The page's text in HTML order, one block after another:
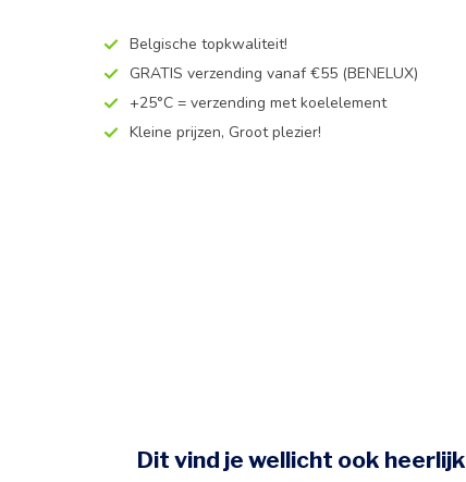
Belgische topkwaliteit!
GRATIS verzending vanaf €55 (BENELUX)
+25°C = verzending met koelelement
Kleine prijzen, Groot plezier!
Dit vind je wellicht ook heerlijk